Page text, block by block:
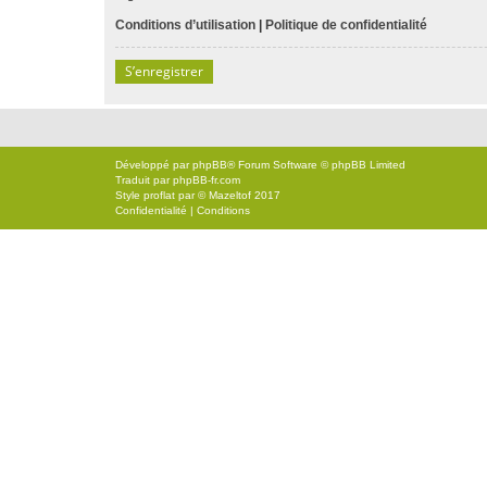
Conditions d’utilisation | Politique de confidentialité
S’enregistrer
Développé parphpBB® Forum Software © phpBB Limited
Traduit parphpBB-fr.com
Style proflat par ©Mazeltof 2017
Confidentialité | Conditions